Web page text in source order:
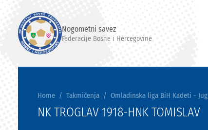
Nogometni savez
Federacije Bosne i Hercegovine
Home Takmičenja Omladinska liga BiH Kadeti - Jug
NK TROGLAV 1918-HNK TOMISLAV